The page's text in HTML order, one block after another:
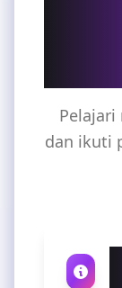
Pelajari
dan ikuti